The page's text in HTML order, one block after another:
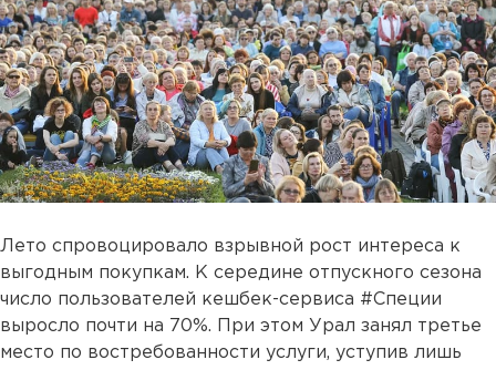
Лето спровоцировало взрывной рост интереса к
выгодным покупкам. К середине отпускного сезона
число пользователей кешбек-сервиса #Специи
выросло почти на 70%. При этом Урал занял третье
место по востребованности услуги, уступив лишь